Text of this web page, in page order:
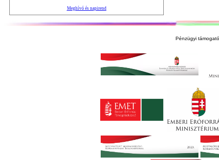
Meghívó és napirend
Pénzügyi